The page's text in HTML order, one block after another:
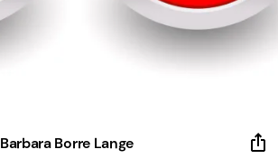
Barbara Borre Lange